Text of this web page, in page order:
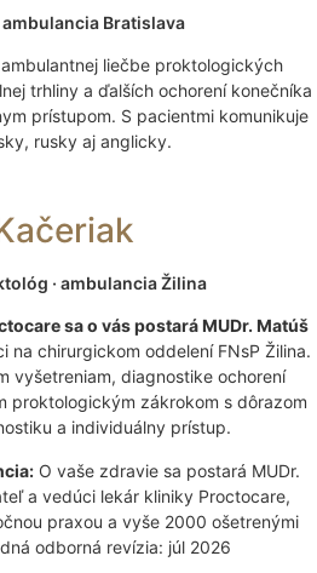
ambulancia Bratislava
liečbe proktologických
trhliny a ďalších ochorení konečníka
prístupom. S pacientmi komunikuje
rusky aj anglicky.
· ambulancia Žilina
sa o vás postará MUDr. Matúš
na chirurgickom oddelení FNsP Žilina.
vyšetreniam, diagnostike ochorení
proktologickým zákrokom s dôrazom
a individuálny prístup.
O vaše zdravie sa postará MUDr.
a vedúci lekár kliniky Proctocare,
praxou a vyše 2000 ošetrenými
odborná revízia: júl 2026